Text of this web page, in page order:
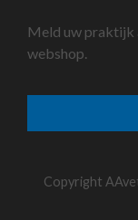
Meld uw praktijk
webshop.
Copyright